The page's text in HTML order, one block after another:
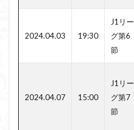
2024.04.03 19:30
J1リー
グ第6
節
2024.04.07 15:00
J1リー
グ第7
節